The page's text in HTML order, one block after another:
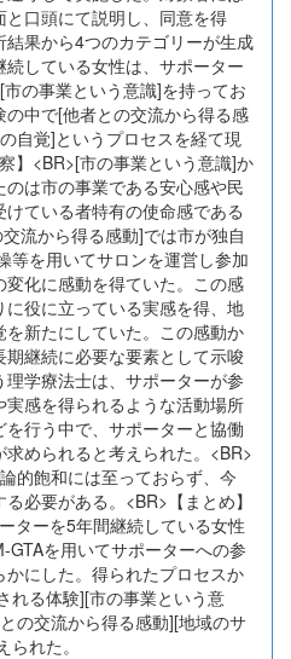
口頭にて説明し、同意を得
果から4つのカテゴリーが生成
している女性は、サポーター
の事業という意識]を持ってお
の中で[他者との交流から得る感
自覚]というプロセスを経て現
】<BR>[市の事業という意識]か
は市の事業である安心感や民
ている者特有の使命感である
流から得る感動]では市が独自
等を用いてサロンを運営し参加
化に感動を得ていた。この感
役に立っている実感を得、地
新たにしていた。この感動か
継続に必要な要素として示唆
学療法士は、サポーターが参
感を得られるような活動場所
行う中で、サポーターと協働
められると考えられた。<BR>
的飽和には至っておらず、今
必要がある。<BR>【まとめ】
ターを5年間継続している女性
を用いてサポーターへの参
にした。得られたプロセスか
れる体験][市の事業という意
の交流から得る感動][地域のサ
れた。